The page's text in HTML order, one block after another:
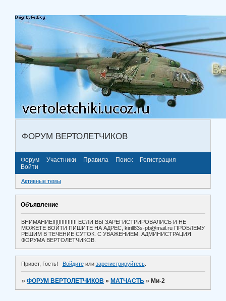
ФОРУМ ВЕРТОЛЕТЧИКОВ
Форум Участники Правила Поиск
Регистрация
Войти
Активные темы
Объявление
ВНИМАНИЕ!!!!!!!!!!!!!!!! ЕСЛИ ВЫ ЗАРЕГИСТРИРОВАЛИСЬ И НЕ
МОЖЕТЕ ВОЙТИ ПИШИТЕ НА АДРЕС, kirill83s-pb@mail.ru ПРОБЛЕМУ
РЕШИМ В ТЕЧЕНИЕ СУТОК. С УВАЖЕНИЕМ, АДМИНИСТРАЦИЯ
ФОРУМА ВЕРТОЛЕТЧИКОВ.
Привет, Гость! Войдитеили зарегистрируйтесь.
»ФОРУМ ВЕРТОЛЕТЧИКОВ » МАТЧАСТЬ » Ми-2